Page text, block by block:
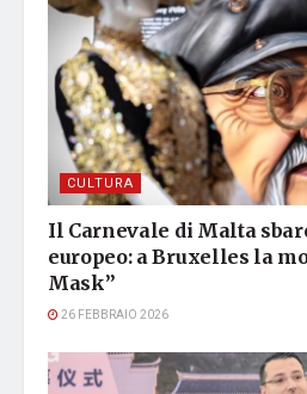
CULTURA
Il Carnevale di Malta
europeo: a Bruxelles la
Mask”
26 FEBBRAIO 2026